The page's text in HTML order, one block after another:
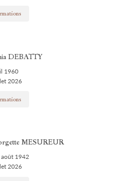
DEBATTY
1960
2026
MESUREUR
1942
2026